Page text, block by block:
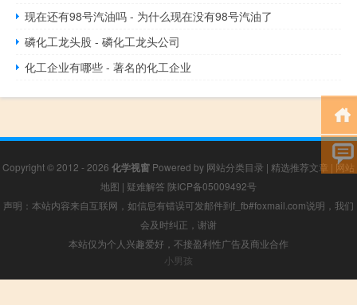
现在还有98号汽油吗 - 为什么现在没有98号汽油了
磷化工龙头股 - 磷化工龙头公司
化工企业有哪些 - 著名的化工企业
Copyright © 2012 - 2026 化学视窗 Powered by 网站分类目录 | 精选推荐文章 | 网站
地图 | 疑难解答 陕ICP备05009492号
声明：本站内容来自互联网，如信息有错误可发邮件到f_fb#foxmail.com说明，我们
会及时纠正，谢谢
本站仅为个人兴趣爱好，不接盈利性广告及商业合作
小男孩